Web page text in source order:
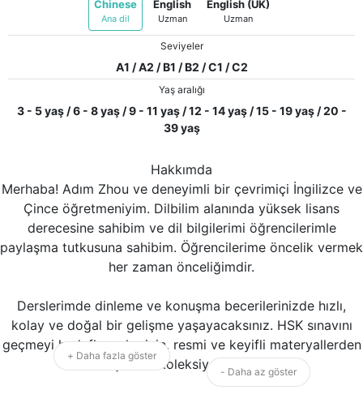
Chinese
Ana dil
English
Uzman
English (UK)
Uzman
Seviyeler
A1 / A2 / B1 / B2 / C1 / C2
Yaş aralığı
3 - 5 yaş / 6 - 8 yaş / 9 - 11 yaş / 12 - 14 yaş / 15 - 19 yaş / 20 -
39 yaş
Hakkımda
Merhaba! Adım Zhou ve deneyimli bir çevrimiçi İngilizce ve
Çince öğretmeniyim. Dilbilim alanında yüksek lisans
derecesine sahibim ve dil bilgilerimi öğrencilerimle
paylaşma tutkusuna sahibim. Öğrencilerime öncelik vermek
her zaman önceliğimdir.
Derslerimde dinleme ve konuşma becerilerinizde hızlı,
kolay ve doğal bir gelişme yaşayacaksınız. HSK sınavını
geçmeyi hedefleyenler için, resmi ve keyifli materyallerden
oluşan bir koleksiyonum var.
+ Daha fazla göster
- Daha az göster